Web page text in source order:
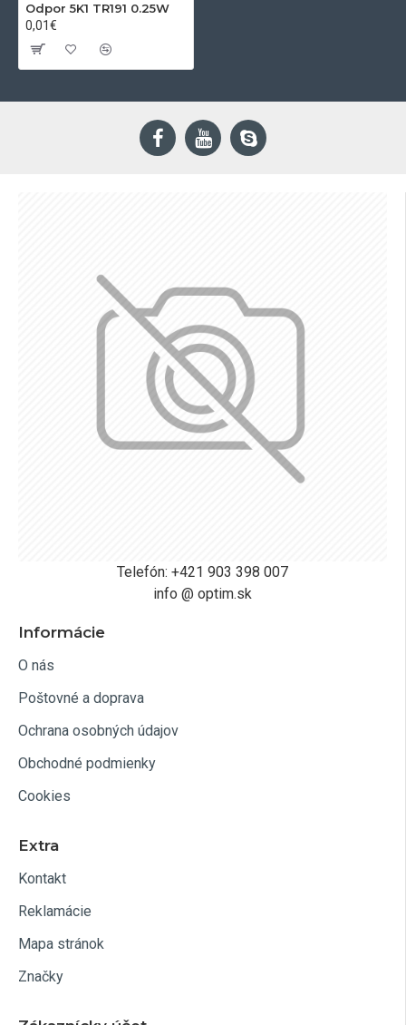
Odpor 5K1 TR191 0.25W
0,01€
Telefón: +421 903 398 007
info @ optim.sk
Informácie
O nás
Poštovné a doprava
Ochrana osobných údajov
Obchodné podmienky
Cookies
Extra
Kontakt
Reklamácie
Mapa stránok
Značky